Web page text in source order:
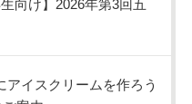
向け】2026年第3回五
アイスクリームを作ろう